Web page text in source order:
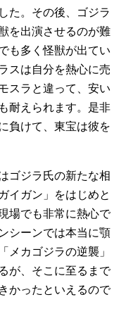
た。その後、ゴジラ
を出演させるのが難
も多く怪獣が出てい
スは自分を熱心に売
スラと違って、安い
耐えられます。是非
負けて、東宝は彼を
ゴジラ氏の新たな相
イガン」をはじめと
場でも非常に熱心で
シーンでは本当に顎
メカゴジラの逆襲」
が、そこに至るまで
かったといえるので